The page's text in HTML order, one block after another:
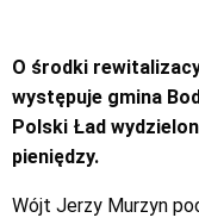
O środki
występuje gmina
Polski Ład
pieniędzy.
Wójt Jerzy Murzyn